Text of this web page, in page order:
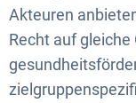
Akteuren
Recht auf